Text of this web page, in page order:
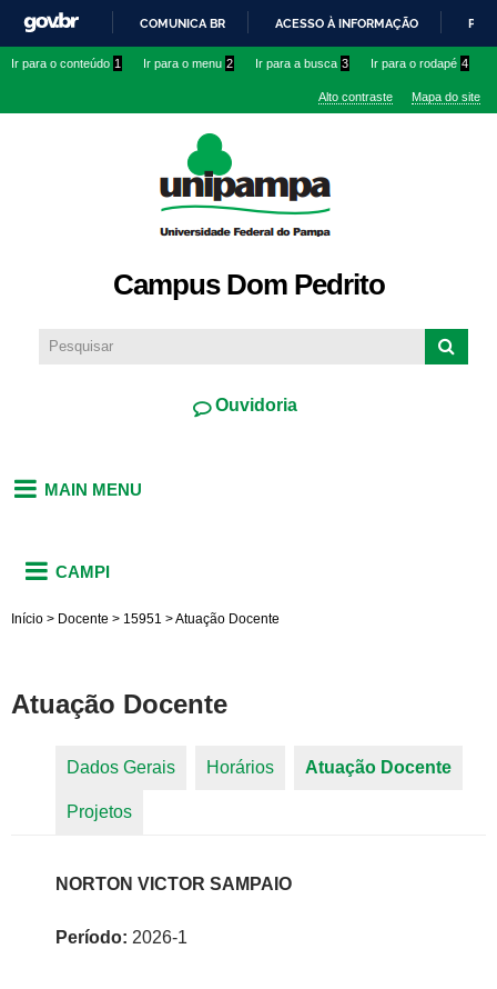
conteúdo
IR
O
COMUNICA BR ACESSO À INFORMAÇÃO
Ir para o conteúdo 1 Ir para o menu 2 Ir para a busca 3 Ir para o rodapé 4
Alto contraste Mapa do site
Campus Dom Pedrito
Ouvidoria
MAIN MENU
CAMPI
Início > Docente > 15951 >Atuação Docente
Atuação Docente
Dados Gerais Horários Atuação Docente
Projetos
NORTON VICTOR SAMPAIO
Período: 2026-1